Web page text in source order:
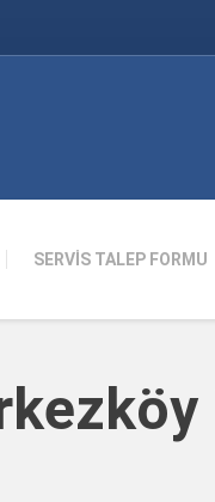
SERVİS TALEP FORMU